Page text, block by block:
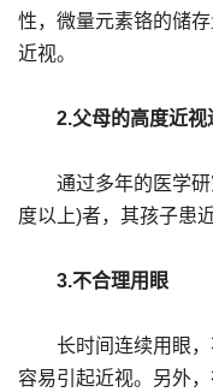
性，微量元素铬的储
近视。
2.父母的高度近视
通过多年的医学研
度以上)者，其孩子患
3.不合理用眼
长时间连续用眼，
容易引起近视。另外